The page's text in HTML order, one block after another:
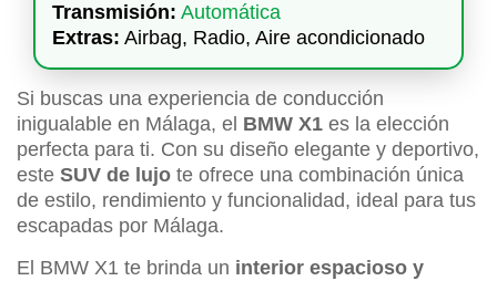
Transmisión: Automática
Extras: Airbag, Radio, Aire acondicionado
Si buscas una experiencia de conducción
inigualable en Málaga, el BMW X1 es la elección
perfecta para ti. Con su diseño elegante y deportivo,
este SUV de lujo te ofrece una combinación única
de estilo, rendimiento y funcionalidad, ideal para tus
escapadas por Málaga.
El BMW X1 te brinda un interior espacioso y